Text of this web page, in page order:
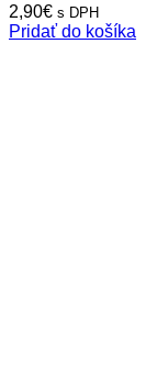
2,90€ s DPH
Pridať do košíka